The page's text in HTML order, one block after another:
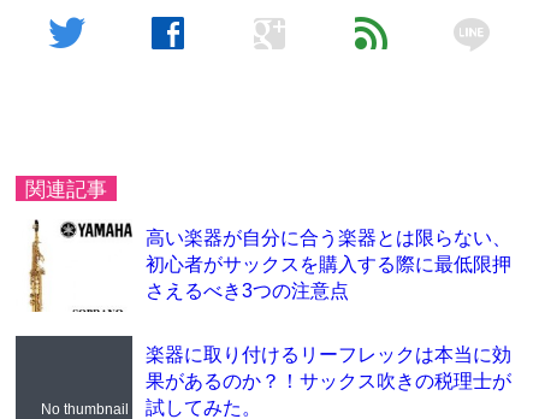
twitter facebook google feed line
関連記事
高い楽器が自分に合う楽器とは限らない、
初心者がサックスを購入する際に最低限押
さえるべき3つの注意点
No thumbnail
楽器に取り付けるリーフレックは本当に効
果があるのか？！サックス吹きの税理士が
試してみた。